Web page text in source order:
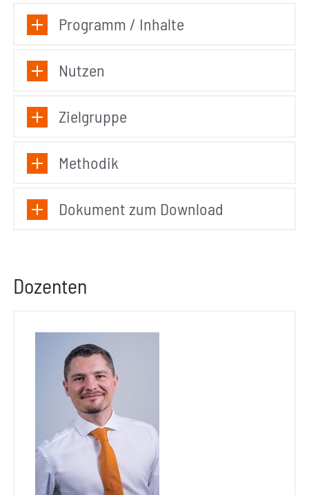
Programm / Inhalte
Nutzen
Zielgruppe
Methodik
Dokument zum Download
Dozenten